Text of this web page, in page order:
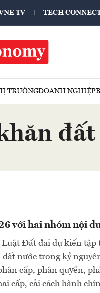
TV TECH
TRƯỜNGDOANH NGHIỆP
với hai nhóm nội
Luật Đất đai dự kiến tập
nước trong kỷ
cấp, phân quyền,
cấp, cải cách hành